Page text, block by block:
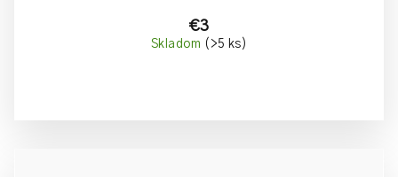
€3
Skladom (>5 ks)